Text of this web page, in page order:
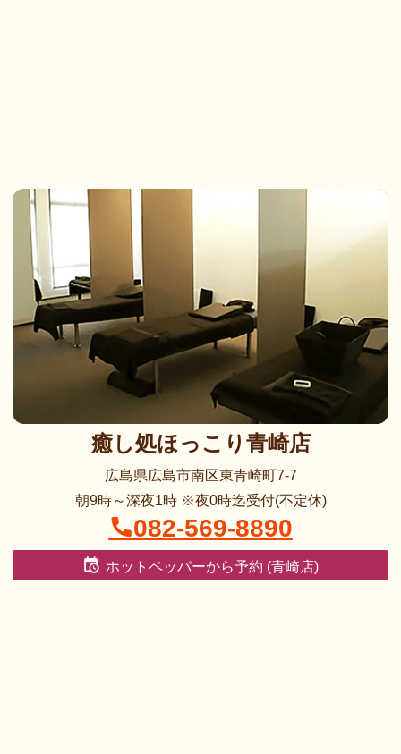
癒し処ほっこり青崎店
広島県広島市南区東青崎町7-7
朝9時～深夜1時 ※夜0時迄受付(不定休)
082-569-8890
ホットペッパーから予約 (青崎店)